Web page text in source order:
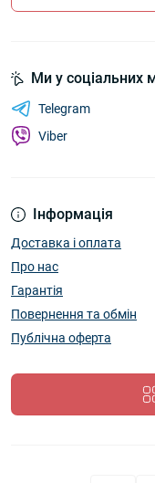
Інформація
Доставка і оплата
Про нас
Гарантія
Повернення та обмін
Публічна оферта
Ми у соціальних
Telegram
Viber